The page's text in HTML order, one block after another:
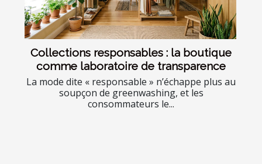
Collections responsables : la boutique
comme laboratoire de transparence
La mode dite « responsable » n’échappe plus au
soupçon de greenwashing, et les
consommateurs le...